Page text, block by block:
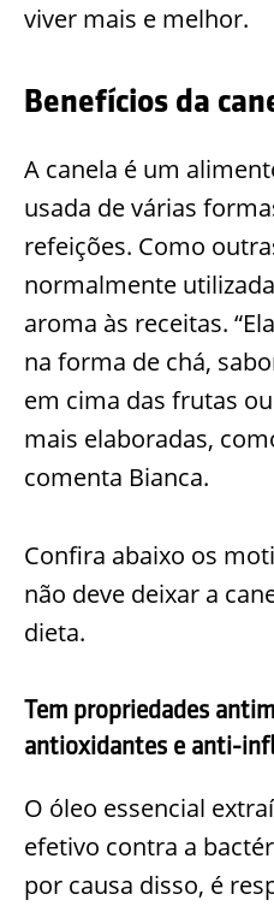
viver mais e melhor.
Benefícios da
A canela é um
usada de várias
refeições. Como
normalmente
aroma às receitas.
na forma de chá,
em cima das frutas
mais elaboradas,
comenta Bianca.
Confira abaixo os
não deve deixar a
dieta.
Tem propriedades
antioxidantes e anti-
O óleo essencial
efetivo contra a
por causa disso, é